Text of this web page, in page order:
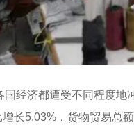
国经济都遭受不同程度地
长5.03%，货物贸易总额